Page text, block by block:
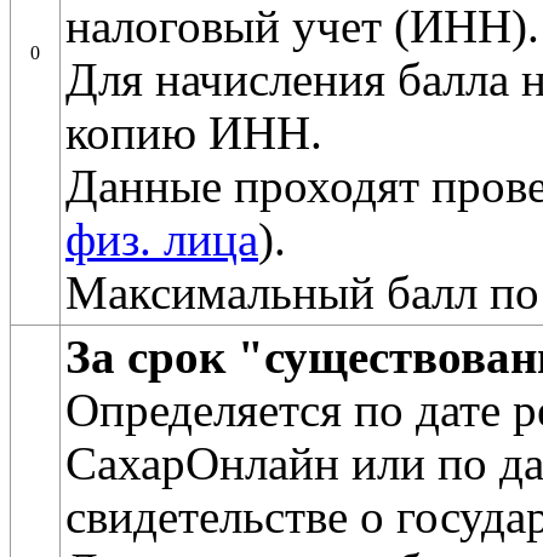
0
налоговый учет (ИНН).
Для начисления балла
копию ИНН.
Данные проходят
физ. лица).
Максимальный балл
За срок
Определяется по дате
СахарОнлайн или по
свидетельстве о